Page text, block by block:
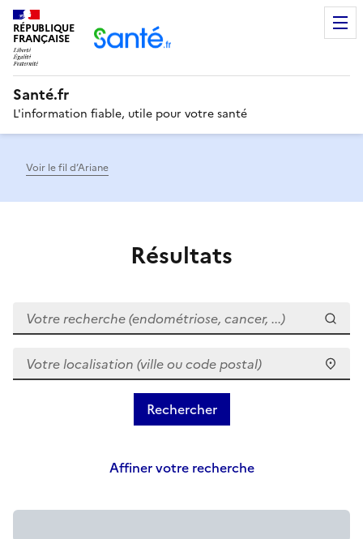
RÉPUBLIQUE
FRANÇAISE
Santé.fr
L'information fiable, utile pour votre santé
Voir le fil d’Ariane
Résultats
Votre recherche (endométriose, cancer, ...)
Votre localisation (ville ou code postal)
Affiner votre recherche